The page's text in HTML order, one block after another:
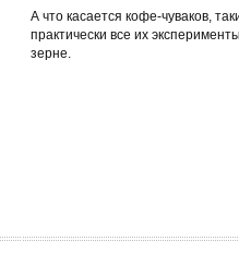
А что касается кофе-чуваков,
практически все их
зерне.